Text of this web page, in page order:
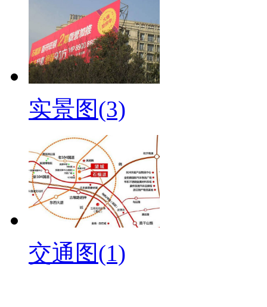
实景图(3)
交通图(1)